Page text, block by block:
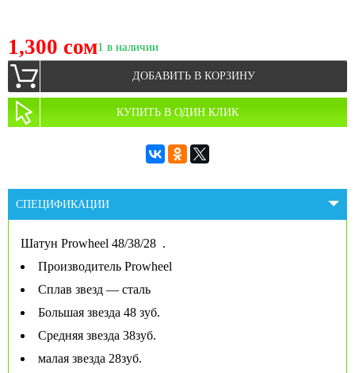
1,300 сом1 в наличии
ДОБАВИТЬ В КОРЗИНУ
КУПИТЬ В ОДИН КЛИК
СПЕЦИФИКАЦИИ
Шатун Prowheel 48/38/28 .
Производитель Prowheel
Сплав звезд — сталь
Большая звезда 48 зуб.
Средняя звезда 38зуб.
малая звезда 28зуб.